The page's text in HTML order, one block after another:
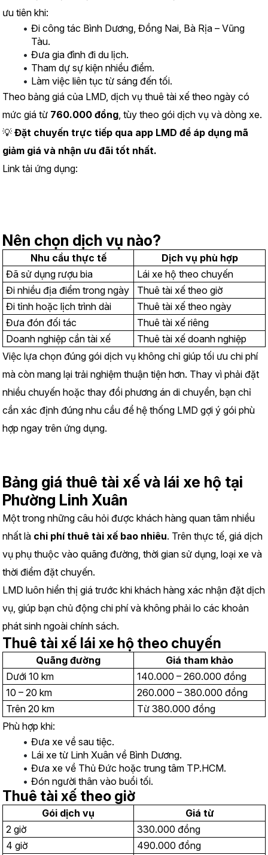
ưu tiên khi:
Đi công tác Bình Dương, Đồng Nai, Bà Rịa – Vũng
Tàu.
Đưa gia đình đi du lịch.
Tham dự sự kiện nhiều điểm.
Làm việc liên tục từ sáng đến tối.
Theo bảng giá của LMD, dịch vụ thuê tài xế theo ngày có
mức giá từ 760.000 đồng, tùy theo gói dịch vụ và dòng xe.
💡 Đặt chuyến trực tiếp qua app LMD để áp dụng mã
giảm giá và nhận ưu đãi tốt nhất.
Link tải ứng dụng:
Nên chọn dịch vụ nào?
Nhu cầu thực tế
Dịch vụ phù hợp
Đã sử dụng rượu bia
Lái xe hộ theo chuyến
Đi nhiều địa điểm trong ngày
Thuê tài xế theo giờ
Đi tỉnh hoặc lịch trình dài
Thuê tài xế theo ngày
Đưa đón đối tác
Thuê tài xế riêng
Doanh nghiệp cần tài xế
Thuê tài xế doanh nghiệp
Việc lựa chọn đúng gói dịch vụ không chỉ giúp tối ưu chi phí
mà còn mang lại trải nghiệm thuận tiện hơn. Thay vì phải đặt
nhiều chuyến hoặc thay đổi phương án di chuyển, bạn chỉ
cần xác định đúng nhu cầu để hệ thống LMD gợi ý gói phù
hợp ngay trên ứng dụng.
Bảng giá thuê tài xế và lái xe hộ tại
Phường Linh Xuân
Một trong những câu hỏi được khách hàng quan tâm nhiều
nhất là chi phí thuê tài xế bao nhiêu. Trên thực tế, giá dịch
vụ phụ thuộc vào quãng đường, thời gian sử dụng, loại xe và
thời điểm đặt chuyến.
LMD luôn hiển thị giá trước khi khách hàng xác nhận đặt dịch
vụ, giúp bạn chủ động chi phí và không phải lo các khoản
phát sinh ngoài chính sách.
Thuê tài xế lái xe hộ theo chuyến
Quãng đường
Giá tham khảo
Dưới 10 km
140.000 – 260.000 đồng
10 – 20 km
260.000 – 380.000 đồng
Trên 20 km
Từ 380.000 đồng
Phù hợp khi:
Đưa xe về sau tiệc.
Lái xe từ Linh Xuân về Bình Dương.
Đưa xe về Thủ Đức hoặc trung tâm TP.HCM.
Đón người thân vào buổi tối.
Thuê tài xế theo giờ
Gói dịch vụ
Giá từ
2 giờ
330.000 đồng
4 giờ
490.000 đồng